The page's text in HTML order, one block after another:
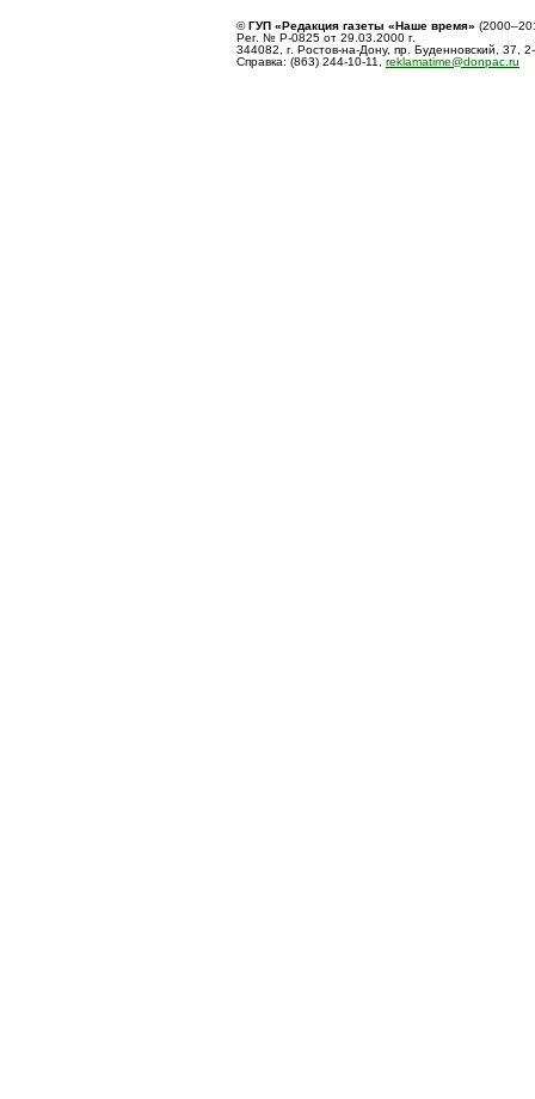
©ГУП «Редакция газеты «Наше время»
Рег. № Р-0825 от 29.03.2000 г.
344082, г. Ростов-на-Дону, пр. Буденновский, 37,
Справка: (863) 244-10-11, reklamatime@donpac.ru